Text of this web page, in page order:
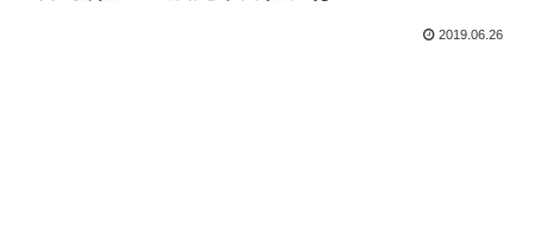
2019.06.26